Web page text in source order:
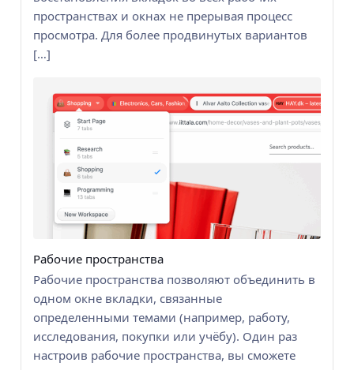
пространствах и окнах не прерывая процесс
просмотра. Для более продвинутых вариантов
[…]
Рабочие пространства
Рабочие пространства позволяют объединить в
одном окне вкладки, связанные
определенными темами (например, работу,
исследования, покупки или учёбу). Один раз
настроив рабочие пространства, вы сможете